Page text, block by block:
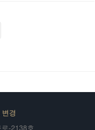
경
-2138호